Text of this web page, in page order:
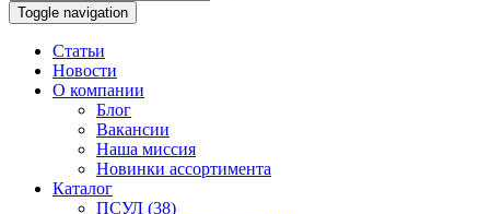
Toggle navigation
Статьи
Новости
О компании
Блог
Вакансии
Наша миссия
Новинки ассортимента
Каталог
ПСУЛ (38)